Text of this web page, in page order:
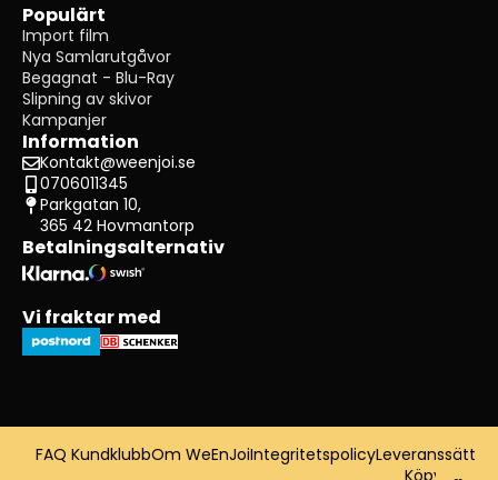
Populärt
Import film
Nya Samlarutgåvor
Begagnat - Blu-Ray
Slipning av skivor
Kampanjer
Information
Kontakt@weenjoi.se
0706011345
Parkgatan 10,
365 42 Hovmantorp
Betalningsalternativ
Vi fraktar med
FAQ KundklubbOm WeEnJoiIntegritetspolicyLeveranssätt